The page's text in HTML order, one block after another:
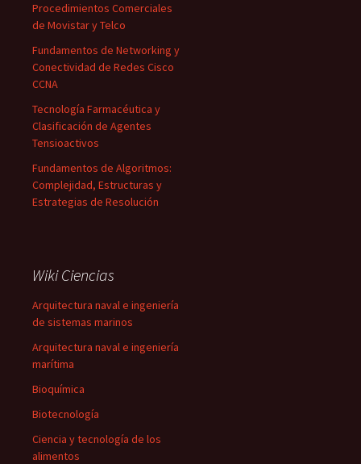
Procedimientos Comerciales
de Movistar y Telco
Fundamentos de Networking y
Conectividad de Redes Cisco
CCNA
Tecnología Farmacéutica y
Clasificación de Agentes
Tensioactivos
Fundamentos de Algoritmos:
Complejidad, Estructuras y
Estrategias de Resolución
Wiki Ciencias
Arquitectura naval e ingeniería
de sistemas marinos
Arquitectura naval e ingeniería
marítima
Bioquímica
Biotecnología
Ciencia y tecnología de los
alimentos